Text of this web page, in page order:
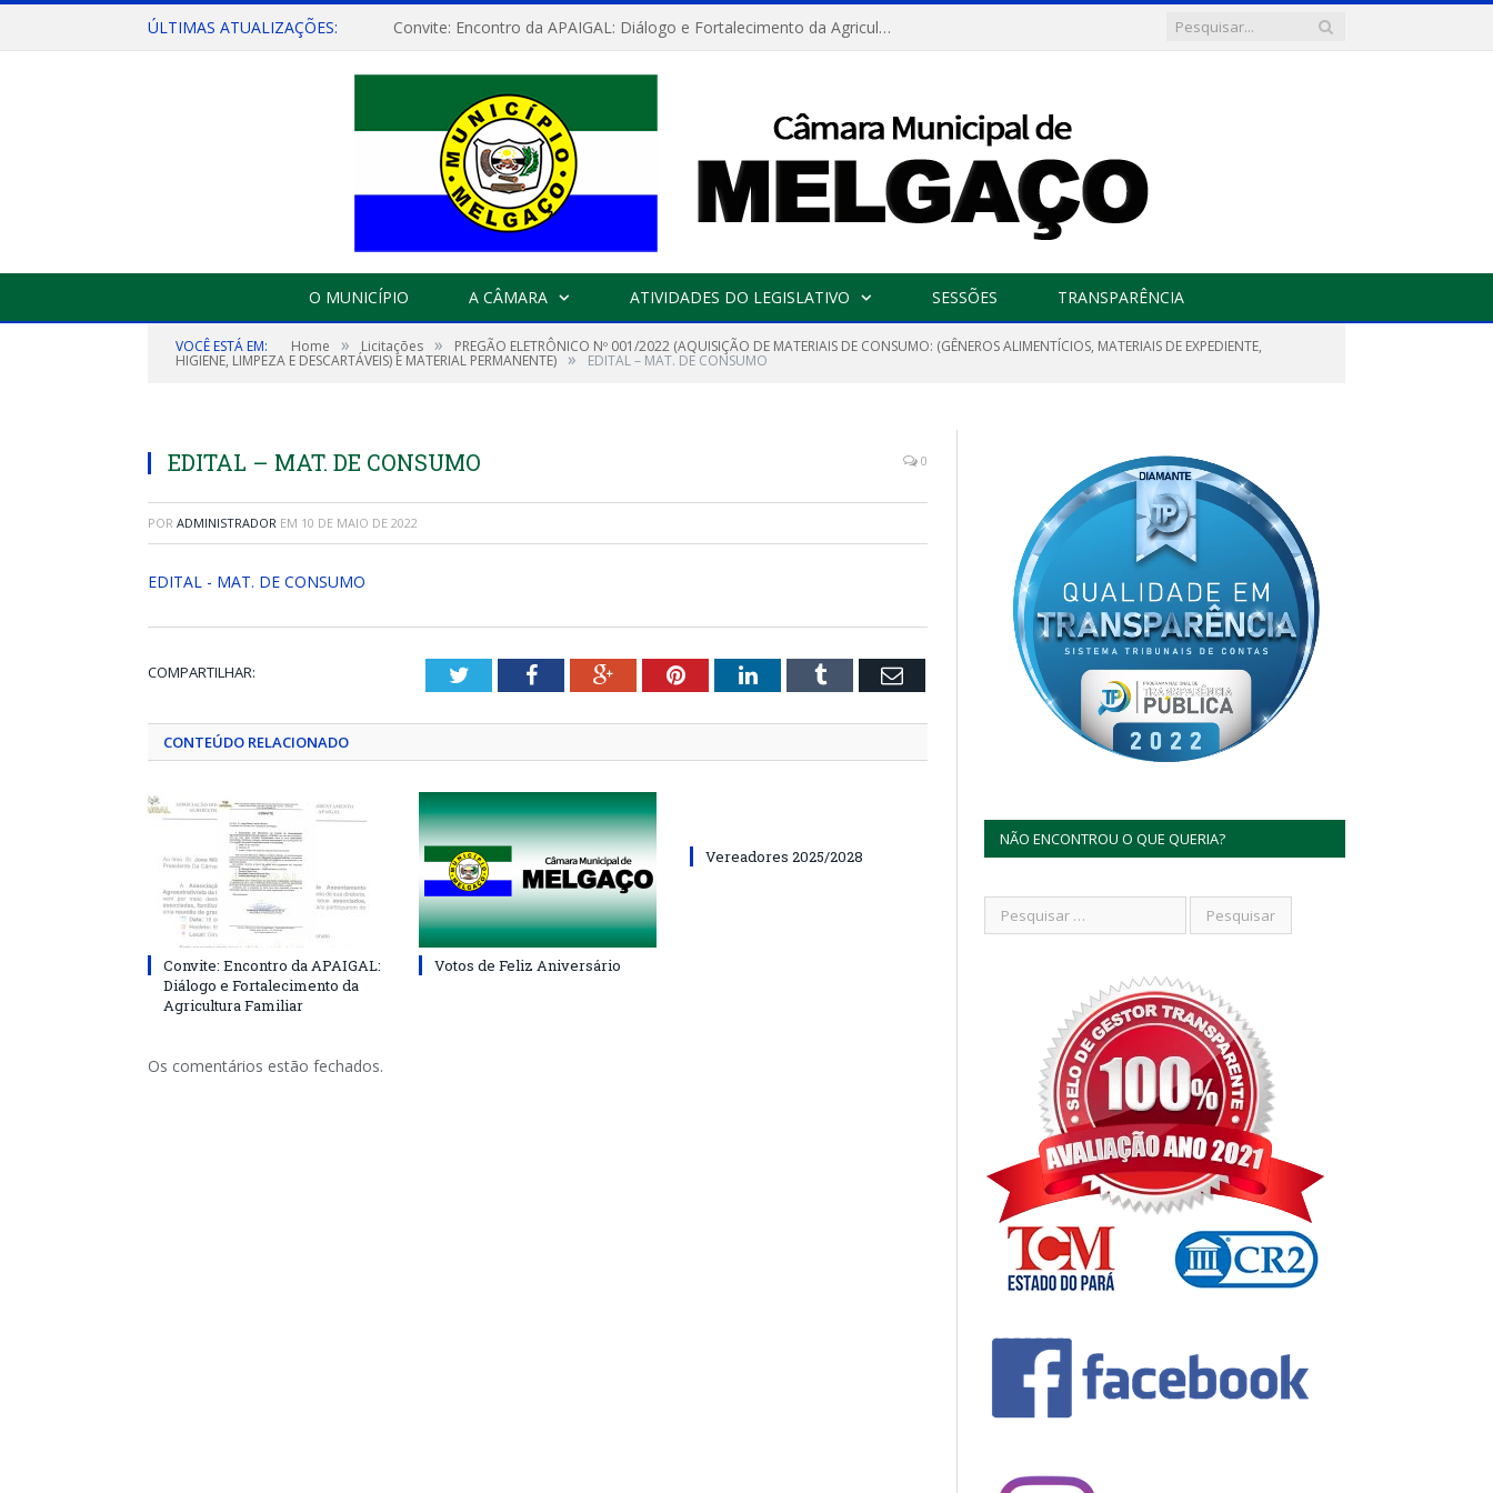
ÚLTIMAS ATUALIZAÇÕES: Convite: Encontro da APAIGAL: Diálogo e Fortalecimento da Agricultura Familiar
O MUNICÍPIO A CÂMARA ATIVIDADES DO LEGISLATIVO SESSÕES TRANSPARÊNCIA
VOCÊ ESTÁ EM: Home » Licitações » PREGÃO ELETRÔNICO Nº 001/2022 (AQUISIÇÃO DE MATERIAIS DE CONSUMO: (GÊNEROS ALIMENTÍCIOS, MATERIAIS DE EXPEDIENTE,
HIGIENE, LIMPEZA E DESCARTÁVEIS) E MATERIAL PERMANENTE) » EDITAL – MAT. DE CONSUMO
EDITAL – MAT. DE CONSUMO 0
POR ADMINISTRADOR EM 10 DE MAIO DE 2022
EDITAL - MAT. DE CONSUMO
COMPARTILHAR: TwitterFacebookGoogle+PinterestLinkedInTumblr Email
CONTEÚDO RELACIONADO
Convite: Encontro da APAIGAL:
Diálogo e Fortalecimento da
Agricultura Familiar
Votos de Feliz Aniversário
Vereadores 2025/2028
Os comentários estão fechados.
NÃO ENCONTROU O QUE QUERIA?